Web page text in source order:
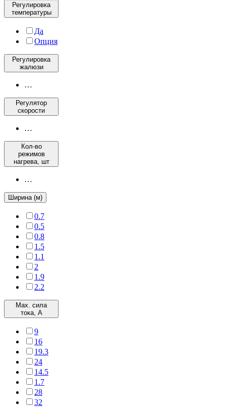
Регулировка
температуры
Да
Опция
Регулировка
жалюзи
…
Регулятор
скорости
…
Кол-во
режимов
нагрева, шт
…
Ширина (м)
0.7
0.5
0.8
1.5
1.1
2
1.9
2.2
Max. сила
тока, А
9
16
19.3
24
14.5
1.7
28
32